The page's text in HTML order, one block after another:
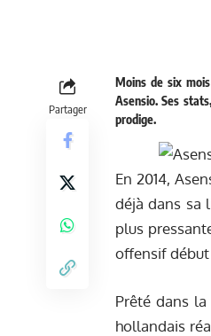
Partager
Moins de six
Asensio. Ses
prodige.
En 2014,
déjà dans sa
plus
offensif
Prêté dans
hollandais